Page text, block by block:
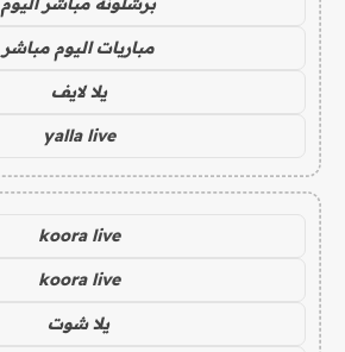
مباريات اليوم مباشر
يلا لايف
yalla live
koora live
koora live
يلا شوت